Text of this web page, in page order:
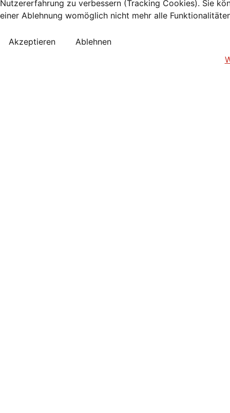
Nutzererfahrung zu verbessern (Tracking Cookies). Sie
einer Ablehnung womöglich nicht mehr alle
Akzeptieren
Ablehnen